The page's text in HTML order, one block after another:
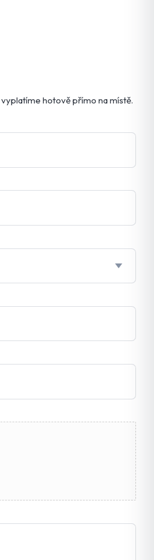
hotově přímo na místě.